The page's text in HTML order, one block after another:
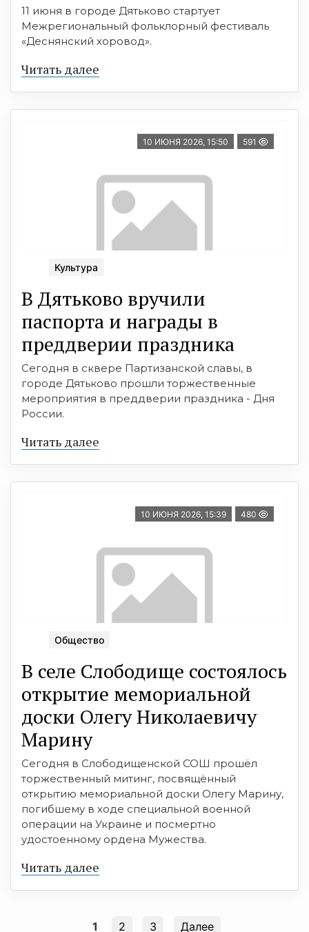
11 июня в городе Дятьково стартует
Межрегиональный фольклорный фестиваль
«Деснянский хоровод».
Читать далее
10 ИЮНЯ 2026, 15:50 591
Культура
В Дятьково вручили
паспорта и награды в
преддверии праздника
Сегодня в сквере Партизанской славы, в
городе Дятьково прошли торжественные
мероприятия в преддверии праздника - Дня
России.
Читать далее
10 ИЮНЯ 2026, 15:39 480
Общество
В селе Слободище состоялось
открытие мемориальной
доски Олегу Николаевичу
Марину
Сегодня в Слободищенской СОШ прошёл
торжественный митинг, посвящённый
открытию мемориальной доски Олегу Марину,
погибшему в ходе специальной военной
операции на Украине и посмертно
удостоенному ордена Мужества.
Читать далее
1 2 3 Далее